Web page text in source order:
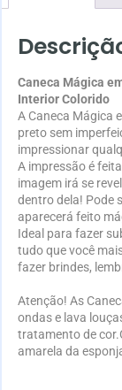
Caneca Mágica
Interior Colorido
A Caneca Mágica
preto sem
impressionar
A impressão é
imagem irá se
dentro dela! Pode
aparecerá feito
Ideal para fazer
tudo que você
fazer brindes,
Atenção! As
ondas e lava
tratamento de
amarela da